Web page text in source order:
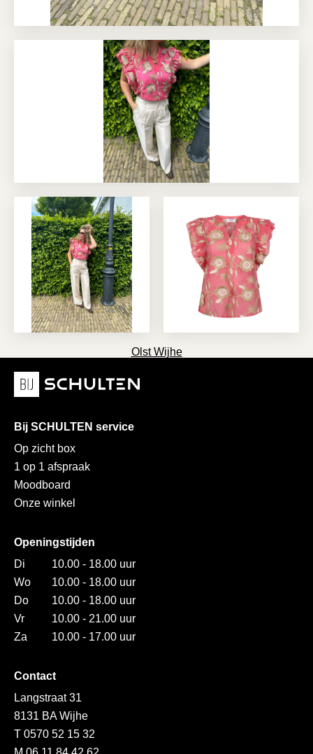
Olst Wijhe
Bij SCHULTEN service
Op zicht box
1 op 1 afspraak
Moodboard
Onze winkel
Openingstijden
Di
10.00 - 18.00 uur
Wo
10.00 - 18.00 uur
Do
10.00 - 18.00 uur
Vr
10.00 - 21.00 uur
Za
10.00 - 17.00 uur
Contact
Langstraat 31
8131 BA Wijhe
T 0570 52 15 32